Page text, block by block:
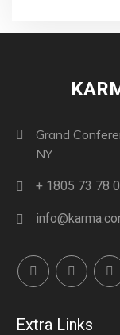
Grand
NY
+ 1805 73 78
Extra Links